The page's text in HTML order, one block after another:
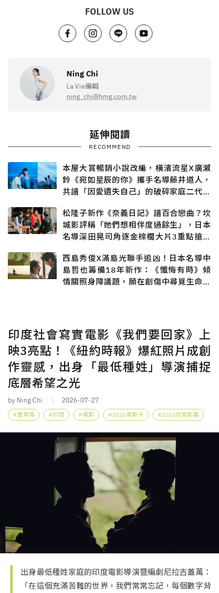
FOLLOW US
Ning Chi
La Vie編輯
ning_chi@hmg.com.tw
延伸閱讀
RECOMMEND
本屋大賞暢銷小說改編，橫濱流星X廣瀨
鈴《宛如星辰的你》攜手名導藤井道人，
共譜「因愛遺失自己」的破碎家庭二代悲
松隆子新作《奈義日記》譜百合戀曲？坎
城影評稱「她們想相伴度過餘生」，日本
名導深田晃司角逐金棕櫚大片3重點搶先
西島秀俊X滿島光聯手追凶！日本名導中
島哲也籌備18年新作：《懺悔有時》傾
情關照身障議題，願在創傷中尋覓生命出
印度社會寫實電影《我們要回家》上
映3亮點！《紐約時報》爆紅照片成創
作靈感，出身「最低種姓」導演捕捉
底層希望之光
by Ning Chi 2026-07-27
寶萊塢 印度 電影 2026奧斯卡 2025坎城影展
出身最低種姓家庭的印度電影導演暨編劇尼拉吉蓋萬：
「在這個充滿苦難的世界，我們常常忘記，每個數字背